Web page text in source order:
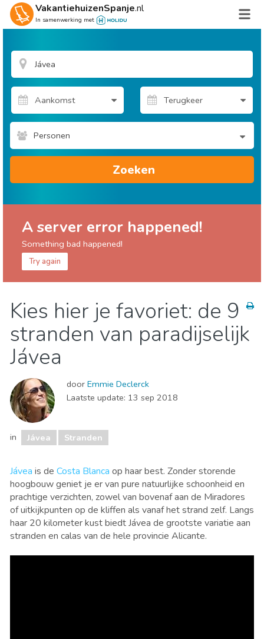
VakantiehuizenSpanje.nl
In samenwerking met
Personen
Zoeken
A server error happened!
Something bad happened!
Try again
Eten & Restaurants
Stranden Waar verblijven
Kies hier je favoriet: de 9
stranden van paradijselijk
Jávea
door Emmie Declerck
Laatste update: 13 sep 2018
in Jávea Stranden
Jávea is de Costa Blanca op haar best. Zonder storende
hoogbouw geniet je er van pure natuurlijke schoonheid en
prachtige verzichten, zowel van bovenaf aan de Miradores
of uitkijkpunten op de kliffen als vanaf het strand zelf. Langs
haar 20 kilometer kust biedt Jávea de grootste variatie aan
stranden en calas van de hele provincie Alicante.